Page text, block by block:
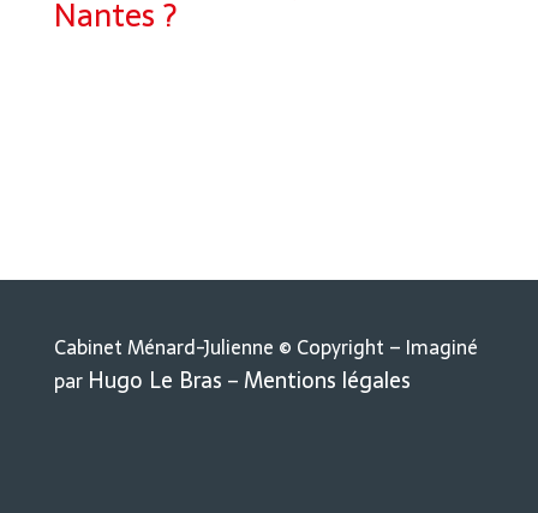
Nantes ?
Cabinet Ménard-Julienne © Copyright – Imaginé
par Hugo Le Bras – Mentions légales